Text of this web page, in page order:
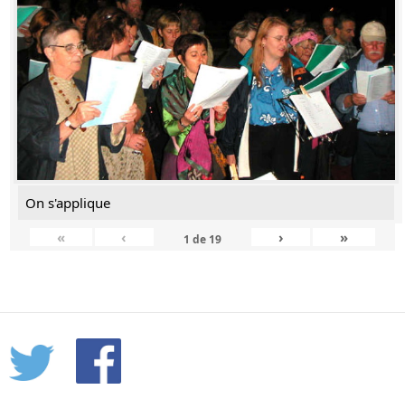
On s'applique
«
‹ 1 de 19 › »